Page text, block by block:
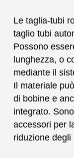
Le taglia-tubi
taglio tubi
Possono
lunghezza, o
mediante il
Il materiale
di bobine e
integrato.
accessori per
riduzione degli